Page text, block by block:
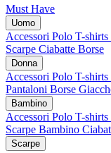
Must Have
Uomo
Accessori Polo T-shirts
Scarpe Ciabatte Borse
Donna
Accessori Polo T-shirts
Pantaloni Borse
Bambino
Accessori Polo T-shirts
Scarpe Bambino
Scarpe